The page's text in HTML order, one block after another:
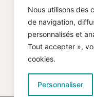
Nous utilisons des
de navigation,
personnalisés et
Tout accepter »,
cookies.
Personnaliser
Mentions Légales
Estimation